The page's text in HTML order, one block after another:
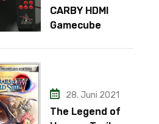
CARBY HDMI
Gamecube
28. Juni 2021
The Legend of